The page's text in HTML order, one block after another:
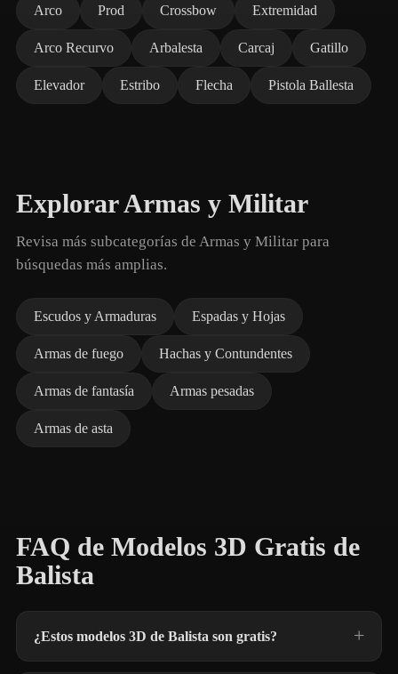
Arco Prod Crossbow Extremidad
Arco Recurvo Arbalesta Carcaj Gatillo
Elevador Estribo Flecha Pistola Ballesta
Explorar Armas y Militar
Revisa más subcategorías de Armas y Militar para
búsquedas más amplias.
Escudos y Armaduras Espadas y Hojas
Armas de fuego Hachas y Contundentes
Armas de fantasía Armas pesadas
Armas de asta
FAQ de Modelos 3D Gratis de
Balista
¿Estos modelos 3D de Balista son gratis?